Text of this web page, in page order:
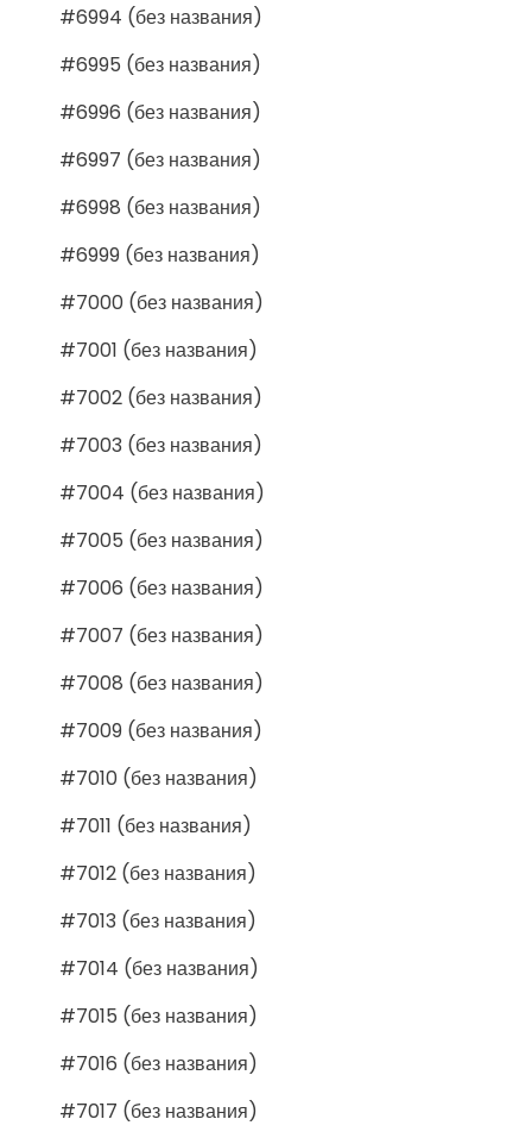
#6994 (без названия)
#6995 (без названия)
#6996 (без названия)
#6997 (без названия)
#6998 (без названия)
#6999 (без названия)
#7000 (без названия)
#7001 (без названия)
#7002 (без названия)
#7003 (без названия)
#7004 (без названия)
#7005 (без названия)
#7006 (без названия)
#7007 (без названия)
#7008 (без названия)
#7009 (без названия)
#7010 (без названия)
#7011 (без названия)
#7012 (без названия)
#7013 (без названия)
#7014 (без названия)
#7015 (без названия)
#7016 (без названия)
#7017 (без названия)